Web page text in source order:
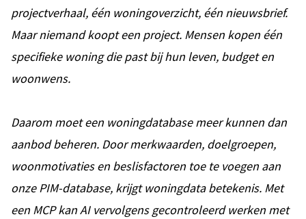
projectverhaal, één woningoverzicht, één nieuwsbrief.
Maar niemand koopt een project. Mensen kopen één
specifieke woning die past bij hun leven, budget en
woonwens.
Daarom moet een woningdatabase meer kunnen dan
aanbod beheren. Door merkwaarden, doelgroepen,
woonmotivaties en beslisfactoren toe te voegen aan
onze PIM-database, krijgt woningdata betekenis. Met
een MCP kan AI vervolgens gecontroleerd werken met